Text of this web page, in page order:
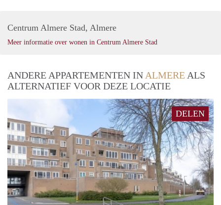
Centrum Almere Stad, Almere
Meer informatie over wonen in Centrum Almere Stad
ANDERE APPARTEMENTEN IN ALMERE ALS
ALTERNATIEF VOOR DEZE LOCATIE
DELEN